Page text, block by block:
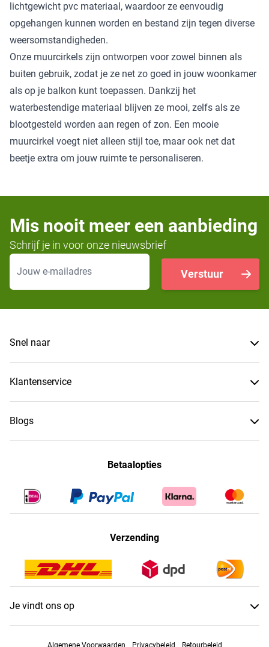
lichtgewicht pvc materiaal, waardoor ze eenvoudig
opgehangen kunnen worden en bestand zijn tegen diverse
weersomstandigheden.
Onze muurcirkels zijn ontworpen voor zowel binnen als
buiten gebruik, zodat je ze net zo goed in jouw woonkamer
als op je balkon kunt toepassen. Dankzij het
waterbestendige materiaal blijven ze mooi, zelfs als ze
blootgesteld worden aan regen of zon. Een mooie
muurcirkel voegt niet alleen stijl toe, maar ook net dat
beetje extra om jouw ruimte te personaliseren.
Mis nooit meer een aanbieding
Schrijf je in voor onze nieuwsbrief
E-mailadres
Verstuur
Snel naar
Klantenservice
Blogs
Betaalopties
Verzending
Je vindt ons op